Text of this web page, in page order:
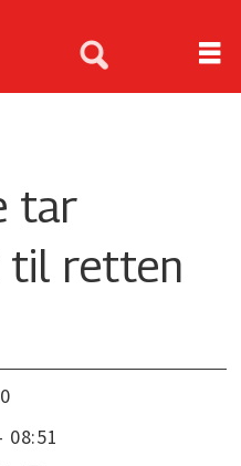
tar
til retten
08:51